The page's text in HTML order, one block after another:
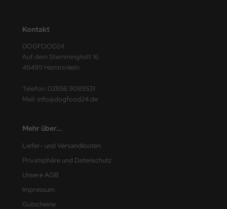
Kontakt
DOGFOOD24
Auf dem Stemmingholt 16
46499 Hamminkeln
Telefon: 02856 9089531
Mail: info@dogfood24.de
Mehr über...
Liefer- und Versandkosten
Privatsphäre und Datenschutz
Unsere AGB
Impressum
Gutscheine